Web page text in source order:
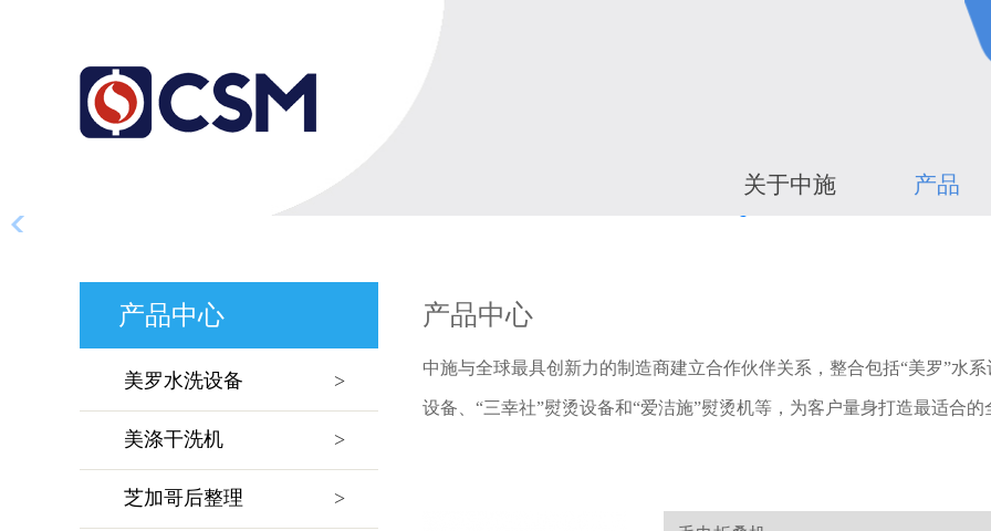
关于中施 产品
产品中心
>
美罗水洗设备
>
美涤干洗机
>
芝加哥后整理
产品中心
中施与全球最具创新力的制造商建立合作伙伴关系，整合包括“美罗”水
设备、“三幸社”熨烫设备和“爱洁施”熨烫机等，为客户量身打造最适合的